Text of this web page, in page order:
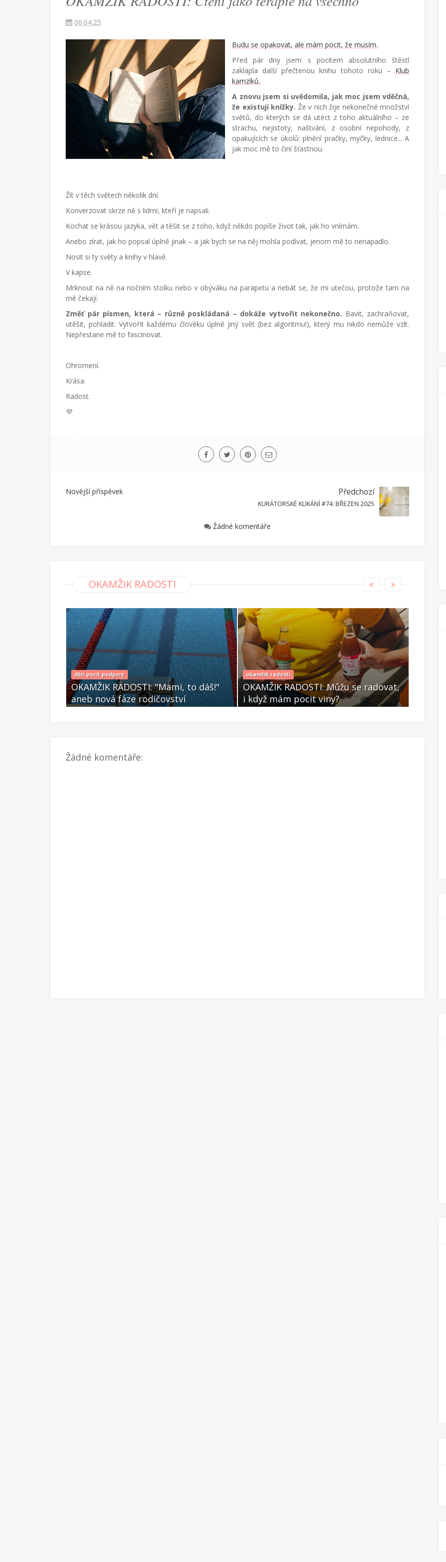
Češka
Američana
Turecku
mateřství
všednodenního
06.04.25
Budu se opakovat, ale mám pocit, že musím.
Před pár dny jsem s pocitem absolutního štěstí
zaklapla další přečtenou knihu tohoto roku – Klub
kamzíků.
A znovu jsem si uvědomila, jak moc jsem vděčná,
že existují knížky. Že v nich žije nekonečné množství
světů, do kterých se dá utéct z toho aktuálního – ze
strachu, nejistoty, naštvání, z osobní nepohody, z
opakujících se úkolů: plnění pračky, myčky, lednice... A
jak moc mě to činí šťastnou.
Žít v těch světech několik dní.
Konverzovat skrze ně s lidmi, kteří je napsali.
Kochat se krásou jazyka, vět a těšit se z toho, když někdo popíše život tak, jak ho vnímám.
Anebo zírat, jak ho popsal úplně jinak – a jak bych se na něj mohla podívat, jenom mě to nenapadlo.
Nosit si ty světy a knihy v hlavě.
V kapse.
Mrknout na ně na nočním stolku nebo v obýváku na parapetu a nebát se, že mi utečou, protože tam na
mě čekají.
Změť pár písmen, která – různě poskládaná – dokáže vytvořit nekonečno. Bavit, zachraňovat,
utěšit, pohladit. Vytvořit každému člověku úplně jiný svět (bez algoritmu!), který mu nikdo nemůže vzít.
Nepřestane mě to fascinovat.
Ohromení.
Krása.
Radost.
💜
Novější příspěvek Předchozí
KURÁTORSKÉ KLIKÁNÍ #74: BŘEZEN 2025
Žádné komentáře
OKAMŽIK RADOSTI
dětí pocit podpory
OKAMŽIK RADOSTI: "Mami, to dáš!"
aneb nová fáze rodičovství
okamžik radosti
OKAMŽIK RADOSTI: Můžu se radovat,
i když mám pocit viny?
těmi
Zář
Žádné komentáře: